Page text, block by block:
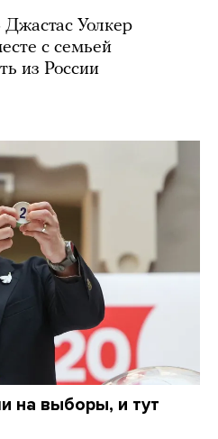
Уолкер
с семьей
из России
на выборы, и тут